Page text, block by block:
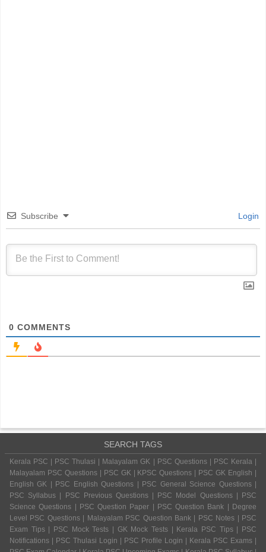
Subscribe Login
0 COMMENTS
SEARCH TAGS
Kerala PSC | PSC Thulasi | Malayalam GK | PSC Questions | PSC Kerala |
Malayalam PSC Questions | PSC GK | KPSC Questions | PSC GK English |
English GK | PSC English Questions | PSC General Science Questions |
PSC Syllabus | PSC Previous Questions | PSC Model Questions | PSC
Science Questions | PSC Question Paper | PSC Question Bank | Degree
Level PSC Questions | Malayalam PSC Question Bank | PSC Notes | PSC
Exam Tips | PSC Mock Tests | GK Mock Tests | Kerala PSC Tips | PSC
Notifications | PSC Thulasi Login | PSC Profile Login | Kerala PSC Exams |